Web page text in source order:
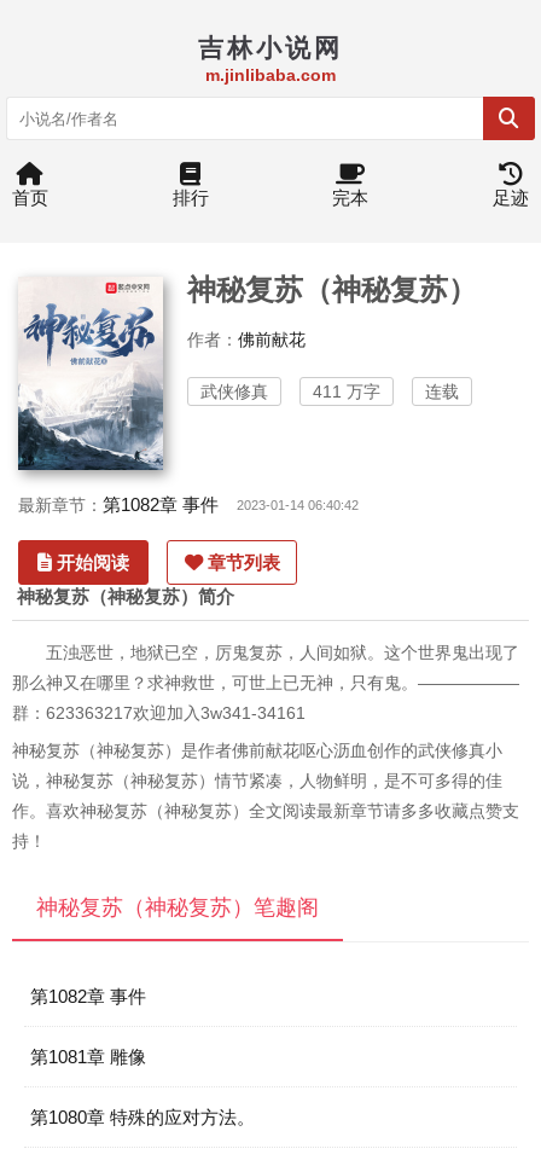
吉林小说网
m.jinlibaba.com
首页 排行 完本 足迹
神秘复苏（神秘复苏）
作者： 佛前献花
武侠修真 411 万字 连载
最新章节： 第1082章 事件 2023-01-14 06:40:42
开始阅读 章节列表
神秘复苏（神秘复苏）简介
五浊恶世，地狱已空，厉鬼复苏，人间如狱。这个世界鬼出现了
那么神又在哪里？求神救世，可世上已无神，只有鬼。——————
群：623363217欢迎加入3w341-34161
神秘复苏（神秘复苏）是作者佛前献花呕心沥血创作的武侠修真小
说，神秘复苏（神秘复苏）情节紧凑，人物鲜明，是不可多得的佳
作。喜欢神秘复苏（神秘复苏）全文阅读最新章节请多多收藏点赞支
持！
神秘复苏（神秘复苏）笔趣阁
第1082章 事件
第1081章 雕像
第1080章 特殊的应对方法。